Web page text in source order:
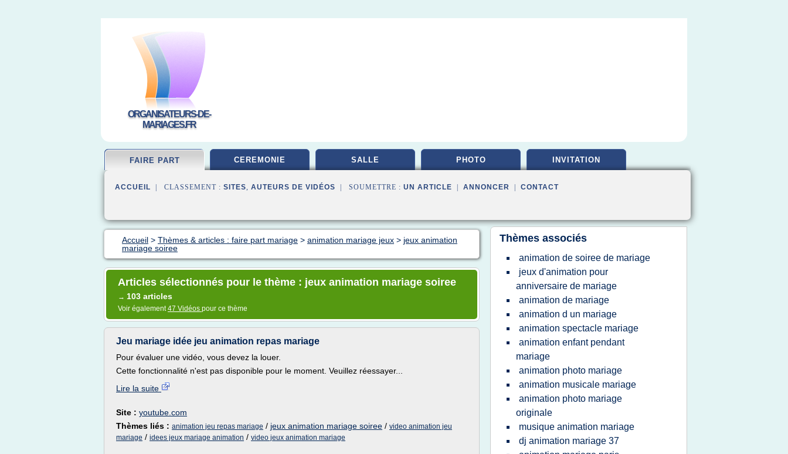
ORGANISATEURS-DE-
MARIAGES.FR
FAIRE PART CEREMONIE SALLE PHOTO INVITATION
ACCUEIL | CLASSEMENT : SITES, AUTEURS DE VIDÉOS | SOUMETTRE : UN ARTICLE ANNONCER CONTACT
Accueil > Thèmes & articles : faire part mariage > animation mariage jeux > jeux animation
mariage soiree
Articles sélectionnés pour le thème : jeux animation mariage soiree
→ 103 articles
Voir également47 Vidéos pour ce thème
Jeu mariage idée jeu animation repas mariage
Pour évaluer une vidéo, vous devez la louer.
Cette fonctionnalité n'est pas disponible pour le moment. Veuillez réessayer...
Lire la suite
Site : youtube.com
Thèmes liés : animation jeu repas mariage / jeux animation mariage soiree / video animation jeu
mariage / idees jeux mariage animation / video jeux animation mariage
Thèmes associés
animation de soiree de mariage
jeux d'animation pour
anniversaire de mariage
animation de mariage
animation d un mariage
animation spectacle mariage
animation enfant pendant
mariage
animation photo mariage
animation musicale mariage
animation photo mariage
originale
musique animation mariage
dj animation mariage 37